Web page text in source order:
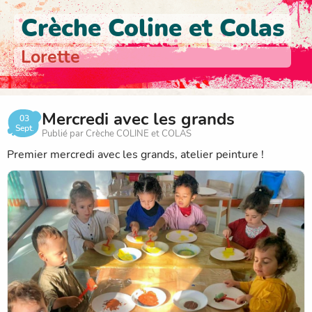
Crèche Coline et Colas
Lorette
03
Sept.
Mercredi avec les grands
Publié par Crèche COLINE et COLAS
Premier mercredi avec les grands, atelier peinture !